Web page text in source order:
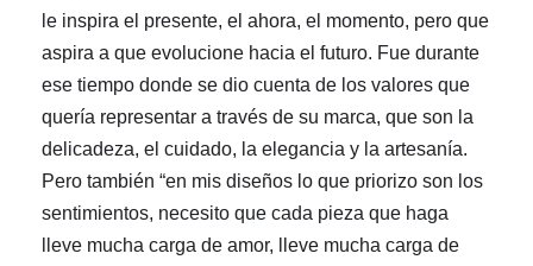
le inspira el presente, el ahora, el momento, pero que
aspira a que evolucione hacia el futuro. Fue durante
ese tiempo donde se dio cuenta de los valores que
quería representar a través de su marca, que son la
delicadeza, el cuidado, la elegancia y la artesanía.
Pero también “en mis diseños lo que priorizo son los
sentimientos, necesito que cada pieza que haga
lleve mucha carga de amor, lleve mucha carga de